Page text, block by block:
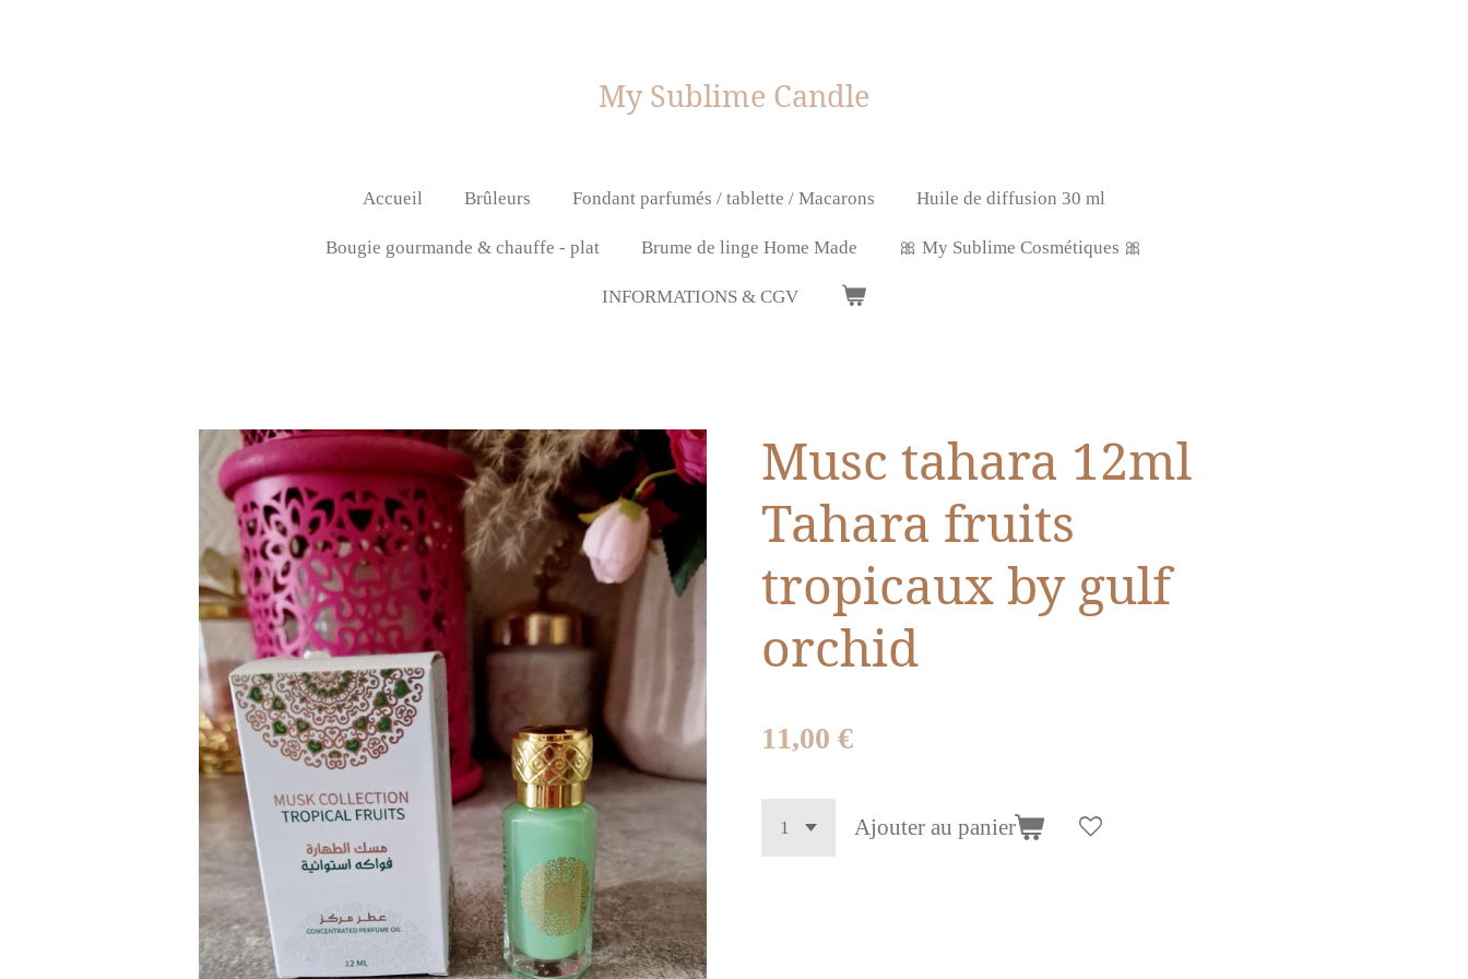
My Sublime Candle
Accueil Brûleurs Fondant parfumés / tablette / Macarons Huile de diffusion 30 ml
Bougie gourmande & chauffe - plat Brume de linge Home Made 🎀 My Sublime Cosmétiques 🎀
INFORMATIONS & CGV
Musc tahara 12ml
Tahara fruits
tropicaux by gulf
orchid
11,00 €
Ajouter au panier